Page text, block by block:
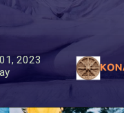
2023